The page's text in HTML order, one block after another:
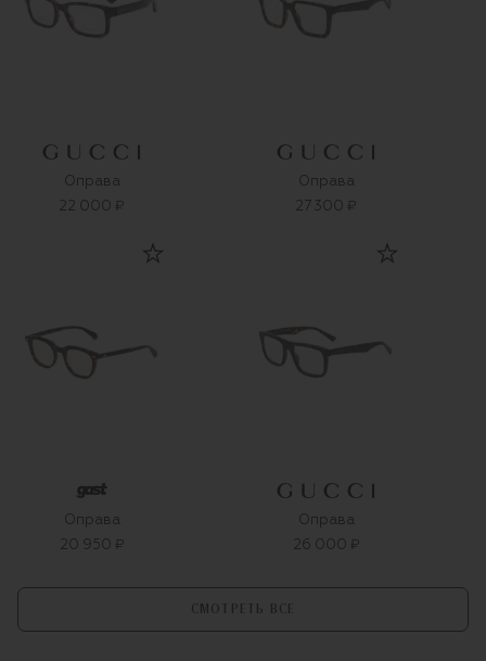
Оправа
22 000 ₽
Оправа
27 300 ₽
Оправа
20 950 ₽
Оправа
26 000 ₽
СМОТРЕТЬ ВСЕ